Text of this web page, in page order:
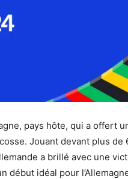
pays hôte, qui a offert
Jouant devant plus de
a brillé avec une
début idéal pour